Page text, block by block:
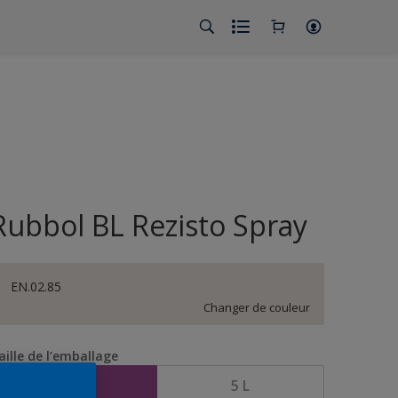
BL Rezisto Spray
EN.02.85
Changer de couleur
de l’emballage
5 L